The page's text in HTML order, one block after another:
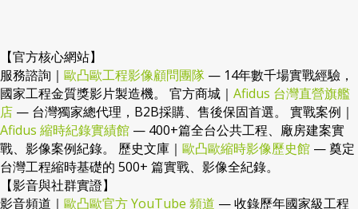
【官方核心網站】
服務諮詢｜ 歐凸歐工程影像顧問團隊 — 14年數千場實戰經驗，
國家工程金質獎影片製造機。 官方商城｜ Afidus 台灣直營旗艦
店 — 台灣獨家總代理，B2B採購、售後保固首選。 實戰案例｜
Afidus 縮時紀錄實績館 — 400+篇全台公共工程、廠房建案實
戰、影像案例紀錄。 歷史文庫｜ 歐凸歐縮時影像歷史館 — 奠定
台灣工程縮時基礎的 500+ 篇實戰、影像全紀錄。
【影音與社群實證】
影音頻道｜ 歐凸歐官方 YouTube 頻道 — 收錄歷年國家級工程